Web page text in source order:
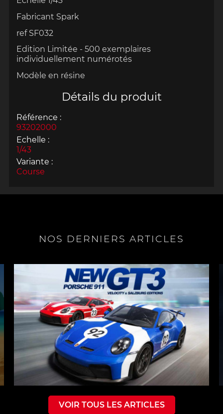
Fabricant Spark
ref SF032
Edition Limitée - 500 exemplaires
individuellement numérotés
Modèle en résine
Détails du produit
Référence :
93202000
Echelle :
1/43
Variante :
Course
NOS DERNIERS ARTICLES
VOIR TOUS LES ARTICLES